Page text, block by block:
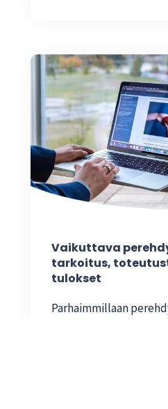
Vaikuttava
tarkoitus,
tulokset
Parhaimmillaan